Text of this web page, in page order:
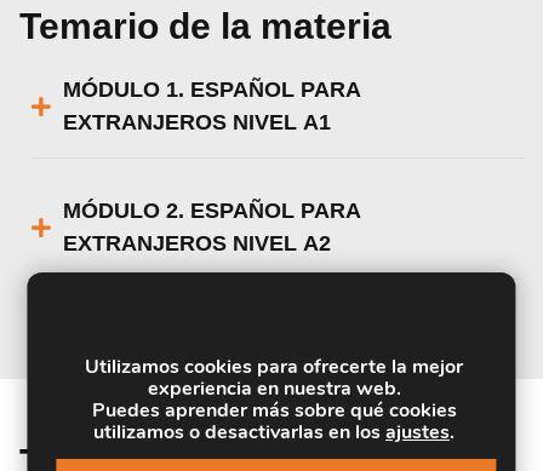
Temario de la materia
MÓDULO 1. ESPAÑOL PARA
EXTRANJEROS NIVEL A1
MÓDULO 2. ESPAÑOL PARA
EXTRANJEROS NIVEL A2
Utilizamos cookies para ofrecerte la mejor
experiencia en nuestra web.
Puedes aprender más sobre qué cookies
utilizamos o desactivarlas en losajustes.